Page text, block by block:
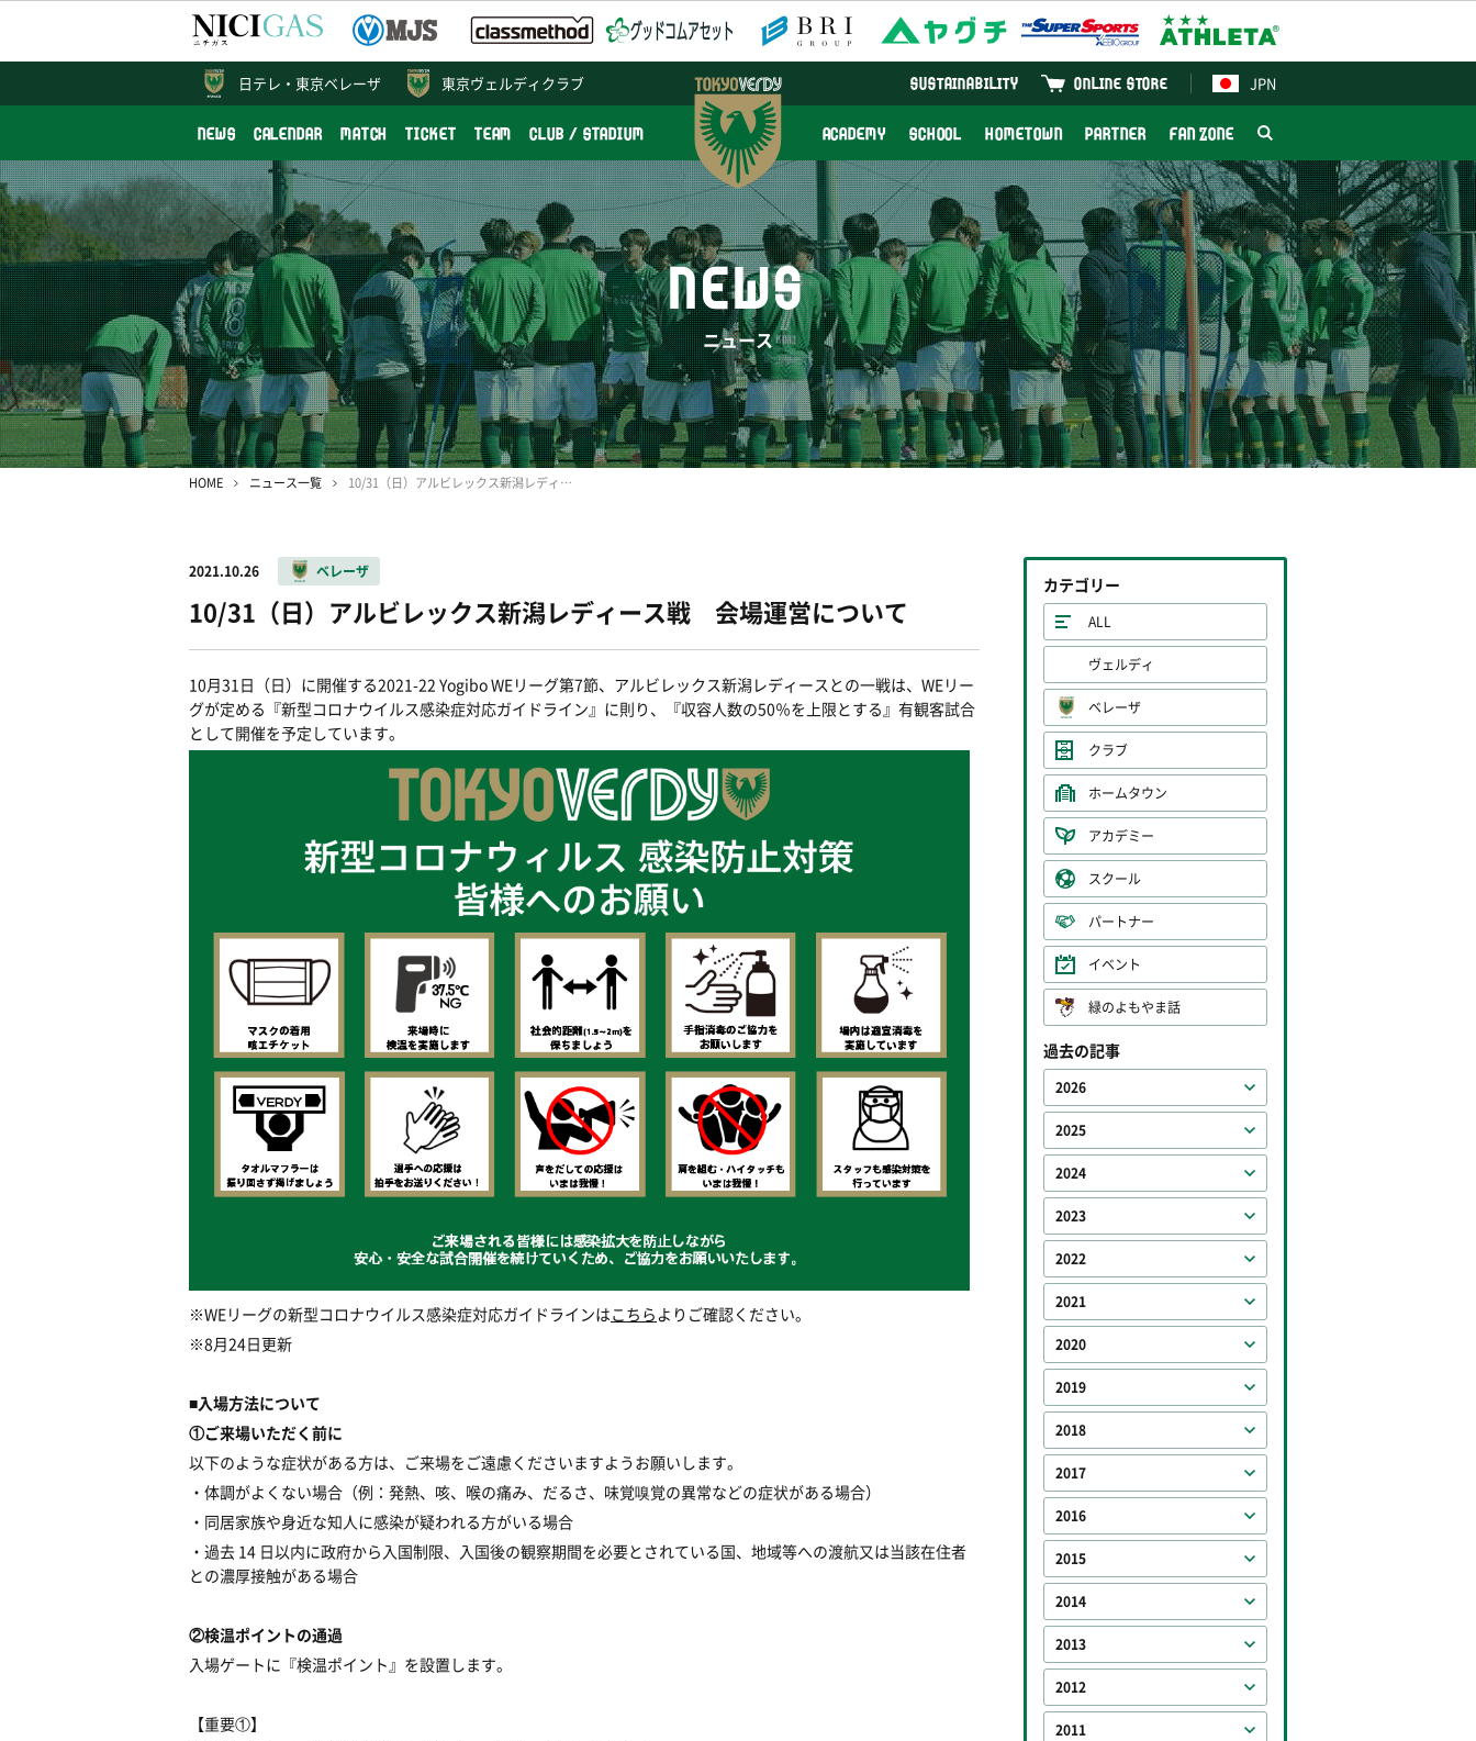
東京ヴェルディクラブ JPN
ONLINE STORE
SUSTAINABILITY
NEWS CALENDAR MATCH TICKET TEAM CLUB / STADIUM ACADEMY SCHOOL HOMETOWN PARTNER FAN ZONE
日テレ・ 東京ベレーザ
NEWS
ニュース
HOME ニュース一覧 10/31（日）アルビレックス新潟レディース戦 会場運営について
2021.10.26 ベレーザ
10/31（日）アルビレックス新潟レディース戦 会場運営について
10月31日（日）に開催する2021-22 Yogibo WEリーグ第7節、アルビレックス新潟レディースとの一戦は、WEリー
グが定める『新型コロナウイルス感染症対応ガイドライン』に則り、『収容人数の50％を上限とする』有観客試合
として開催を予定しています。
※WEリーグの新型コロナウイルス感染症対応ガイドラインはこちら よりご確認ください。
※8月24日更新
■入場方法について
①ご来場いただく前に
以下のような症状がある方は、ご来場をご遠慮くださいますようお願いします。
・体調がよくない場合（例：発熱、咳、喉の痛み、だるさ、味覚嗅覚の異常などの症状がある場合）
・同居家族や身近な知人に感染が疑われる方がいる場合
・過去 14 日以内に政府から入国制限、入国後の観察期間を必要とされている国、地域等への渡航又は当該在住者
との濃厚接触がある場合
②検温ポイントの通過
入場ゲートに『検温ポイント』を設置します。
【重要①】
カテゴリー
ALL
ヴェルディ
ベレーザ
クラブ
ホームタウン
アカデミー
スクール
パートナー
イベント
緑のよもやま話
過去の記事
2026
2025
2024
2023
2022
2021
2020
2019
2018
2017
2016
2015
2014
2013
2012
2011